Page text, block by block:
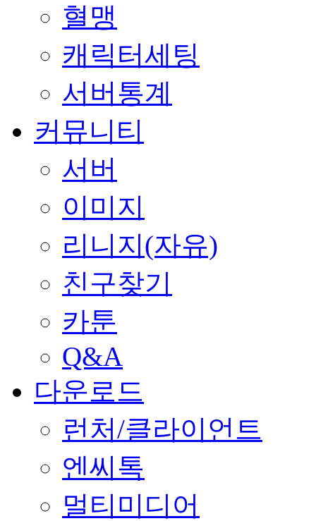
혈맹
캐릭터세팅
서버통계
커뮤니티
서버
이미지
리니지(자유)
친구찾기
카툰
Q&A
다운로드
런처/클라이언트
엔씨톡
멀티미디어